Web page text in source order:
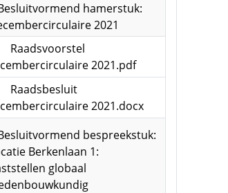
hamerstuk:
2021
Raadsvoorstel
2021.pdf
Raadsbesluit
2021.docx
bespreekstuk:
Berkenlaan 1:
globaal